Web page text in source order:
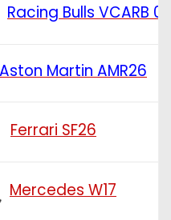
Racing Bulls VCARB 03
Aston Martin AMR26
Ferrari SF26
Mercedes W17